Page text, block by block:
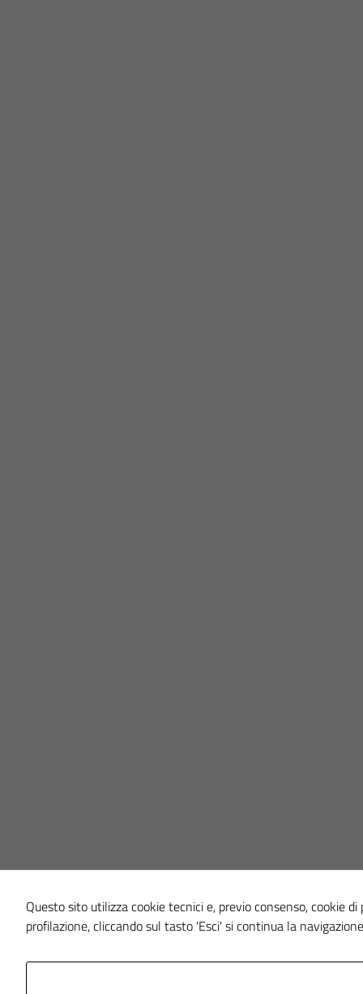
Questo sito utilizza cookie tecnici e, previo consenso, cookie
profilazione, cliccando sul tasto 'Esci' si continua la